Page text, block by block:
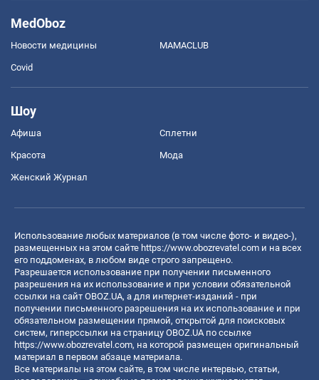
MedOboz
Новости медицины MAMACLUB
Covid
Шоу
Афиша Сплетни
Красота Мода
Женский Журнал
Использование любых материалов (в том числе фото- и видео-),
размещенных на этом сайте https://www.obozrevatel.com и на всех
его поддоменах, в любом виде строго запрещено.
Разрешается использование при получении письменного
разрешения на их использование и при условии обязательной
ссылки на сайт OBOZ.UA, а для интернет-изданий - при
получении письменного разрешения на их использование и при
обязательном размещении прямой, открытой для поисковых
систем, гиперссылки на страницу OBOZ.UA по ссылке
https://www.obozrevatel.com, на которой размещен оригинальный
материал в первом абзаце материала.
Все материалы на этом сайте, в том числе интервью, статьи,